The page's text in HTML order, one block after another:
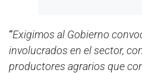
“Exigimos al Gobierno
involucrados en el sector,
productores agrarios que